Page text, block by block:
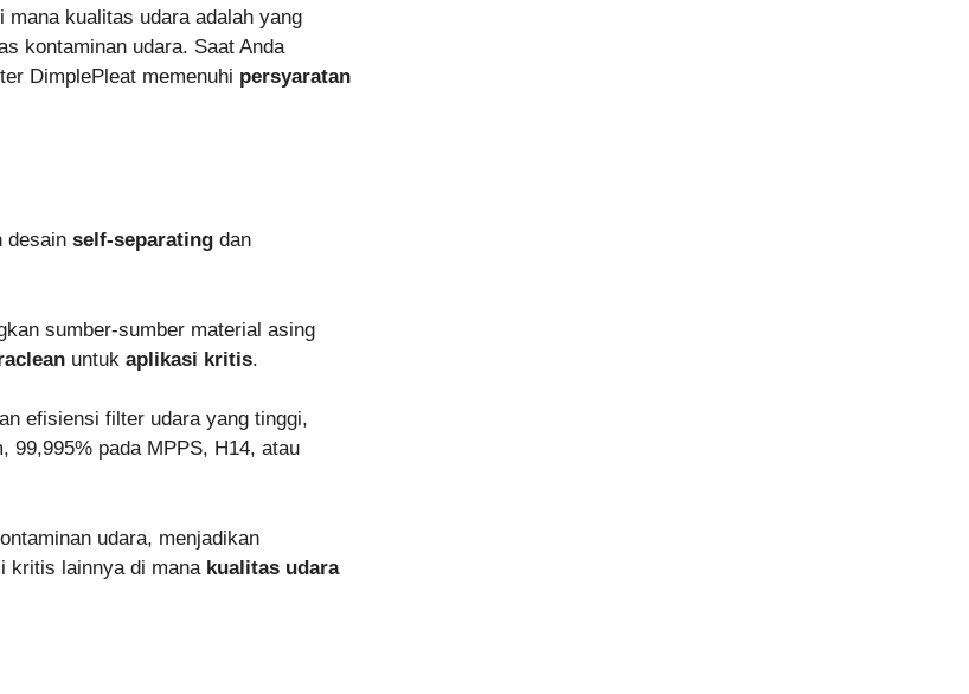
kualitas udara adalah yang
kontaminan udara. Saat Anda
DimplePleat memenuhi persyaratan
desain self-separating dan
sumber-sumber material asing
untuk aplikasi kritis.
efisiensi filter udara yang tinggi,
99,995% pada MPPS, H14, atau
udara, menjadikan
kritis lainnya di mana kualitas udara